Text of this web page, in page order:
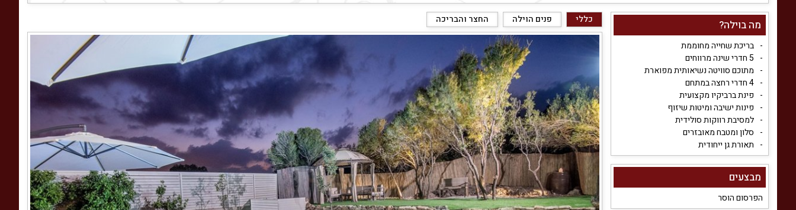
מה בוילה?
בריכת שחייה מחוממת
5 חדרי שינה מרווחים
מתוכם סוויטה נשיאותית מפוארת
4 חדרי רחצה במתחם
פינת ברביקיו מקצועית
פינות ישיבה ומיטות שיזוף
למסיבת רווקות סולידית
סלון ומטבח מאובזרים
תאורת גן ייחודית
מבצעים
הפרסום הוסר
כללי פנים הוילה החצר והבריכה